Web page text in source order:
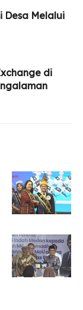
Desa Melalui
di